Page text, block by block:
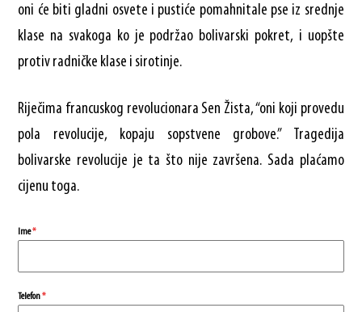
oni će biti gladni osvete i pustiće pomahnitale pse iz srednje
klase na svakoga ko je podržao bolivarski pokret, i uopšte
protiv radničke klase i sirotinje.
Riječima francuskog revolucionara Sen Žista, “oni koji provedu
pola revolucije, kopaju sopstvene grobove.” Tragedija
bolivarske revolucije je ta što nije završena. Sada plaćamo
cijenu toga.
Ime*
Telefon*